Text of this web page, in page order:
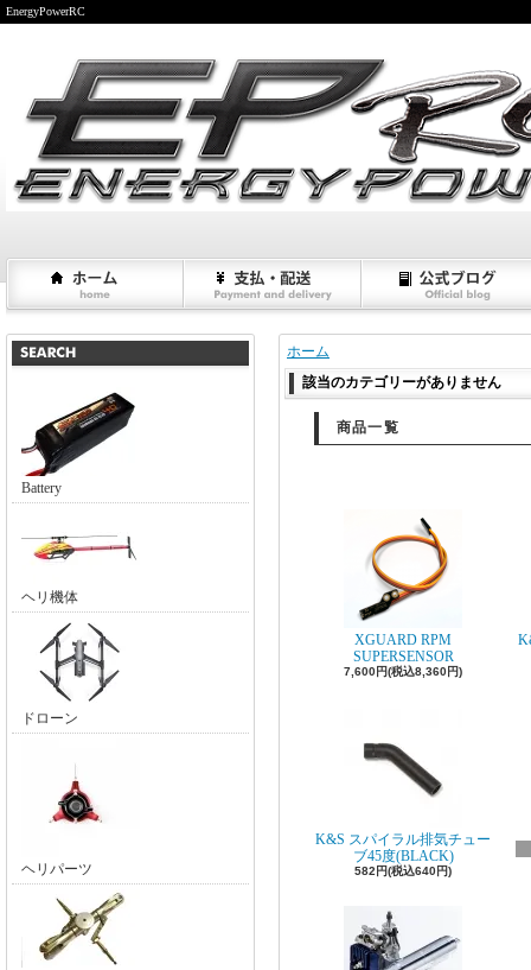
EnergyPowerRC
Battery
ヘリ機体
ドローン
ヘリパーツ
ホーム
該当のカテゴリーがありません
商品一覧
XGUARD RPM
SUPERSENSOR
7,600円(税込8,360円)
K&S スパイラル排気チュー
ブ45度(BLACK)
582円(税込640円)